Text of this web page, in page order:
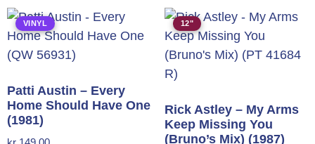
VINYL
Patti Austin – Every
Home Should Have One
(1981)
12"
Rick Astley – My Arms
Keep Missing You
(Bruno’s Mix) (1987)